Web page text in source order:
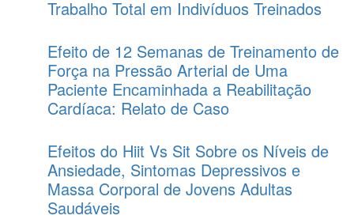
Trabalho Total em Indivíduos Treinados
Efeito de 12 Semanas de Treinamento de
Força na Pressão Arterial de Uma
Paciente Encaminhada a Reabilitação
Cardíaca: Relato de Caso
Efeitos do Hiit Vs Sit Sobre os Níveis de
Ansiedade, Sintomas Depressivos e
Massa Corporal de Jovens Adultas
Saudáveis